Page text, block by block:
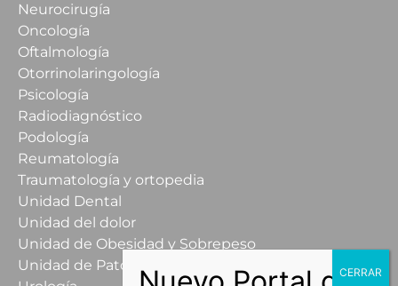
Neurocirugía
Oncología
Oftalmología
Otorrinolaringología
Psicología
Radiodiagnóstico
Podología
Reumatología
Traumatología y ortopedia
Unidad Dental
Unidad del dolor
Unidad de Obesidad y Sobrepeso
Unidad de Patología Mamaria